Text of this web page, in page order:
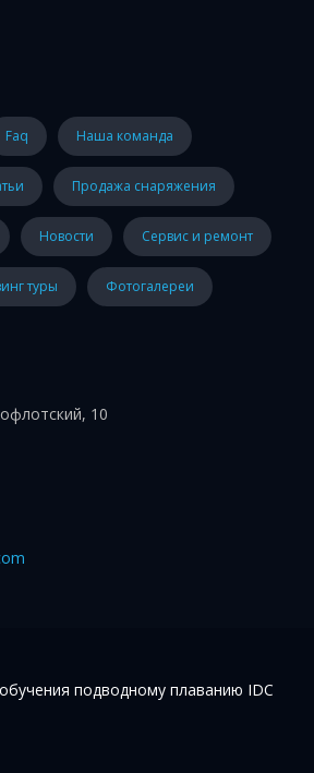
faq наша команда
Продажа снаряжения
Новости Сервис и ремонт
туры Фотогалереи
10
подводному плаванию IDC